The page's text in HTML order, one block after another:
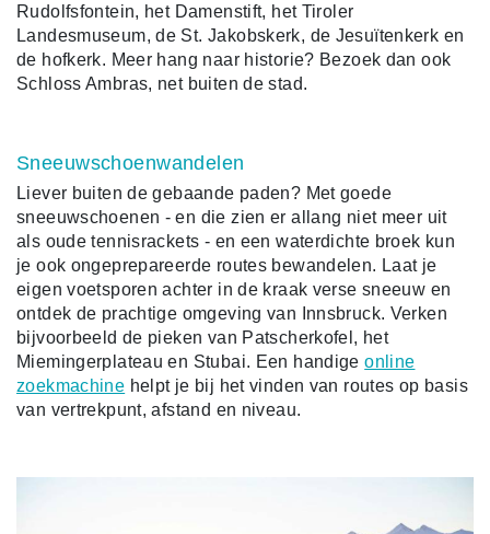
Rudolfsfontein, het Damenstift, het Tiroler
Landesmuseum, de St. Jakobskerk, de Jesuïtenkerk en
de hofkerk. Meer hang naar historie? Bezoek dan ook
Schloss Ambras, net buiten de stad.
Sneeuwschoenwandelen
Liever buiten de gebaande paden? Met goede
sneeuwschoenen - en die zien er allang niet meer uit
als oude tennisrackets - en een waterdichte broek kun
je ook ongeprepareerde routes bewandelen. Laat je
eigen voetsporen achter in de kraak verse sneeuw en
ontdek de prachtige omgeving van Innsbruck. Verken
bijvoorbeeld de pieken van Patscherkofel, het
Miemingerplateau en Stubai. Een handigeonline
zoekmachine helpt je bij het vinden van routes op basis
van vertrekpunt, afstand en niveau.